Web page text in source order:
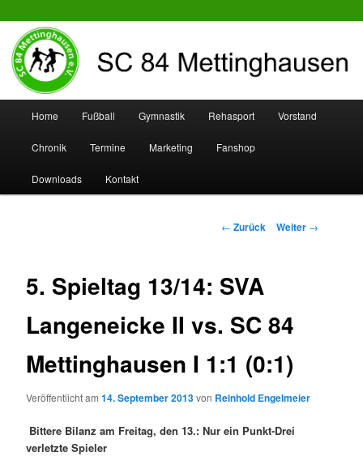
SC 84 Mettinghausen
Zum
Inhalt
wechseln
Zum
sekundären
Inhalt
Home Fußball Gymnastik Rehasport Vorstand
Chronik Termine Marketing Fanshop
Downloads Kontakt
Beitrags-
← Zurück Weiter →
5. Spieltag 13/14: SVA
Langeneicke II vs. SC 84
Mettinghausen I 1:1 (0:1)
Veröffentlicht am14. September 2013von Reinhold Engelmeier
Bittere Bilanz am Freitag, den 13.: Nur ein Punkt-Drei
verletzte Spieler